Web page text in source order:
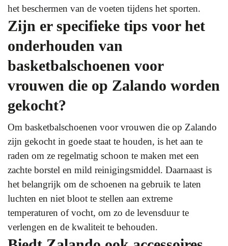
het beschermen van de voeten tijdens het sporten.
Zijn er specifieke tips voor het
onderhouden van
basketbalschoenen voor
vrouwen die op Zalando worden
gekocht?
Om basketbalschoenen voor vrouwen die op Zalando
zijn gekocht in goede staat te houden, is het aan te
raden om ze regelmatig schoon te maken met een
zachte borstel en mild reinigingsmiddel. Daarnaast is
het belangrijk om de schoenen na gebruik te laten
luchten en niet bloot te stellen aan extreme
temperaturen of vocht, om zo de levensduur te
verlengen en de kwaliteit te behouden.